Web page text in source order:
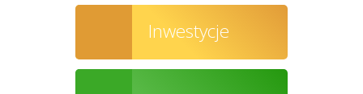
Inwestycje